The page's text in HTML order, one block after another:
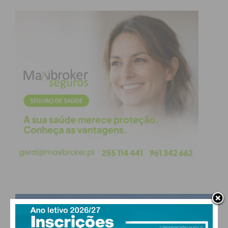
de 19 pontos percentuais face ao ano passado,
está o equipamento para a realização de educação
Também o material de apoio (59%) regista uma
ligeira quebra nas intenções de compra (menos 5
pontos).
Os artigos de vestuário calçado são, contudo
aqueles que os portugueses consideram menos
essenciais para este regresso à escola, com 48%
PAÇOS DE FERREIRA